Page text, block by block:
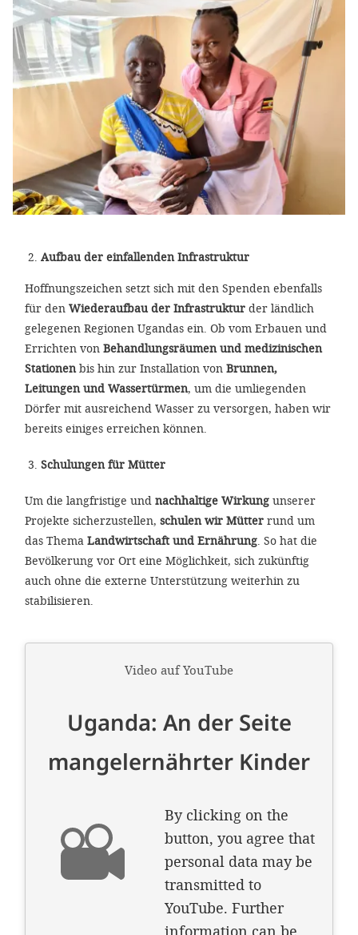
Aufbau der einfallenden Infrastruktur
Hoffnungszeichen setzt sich mit den Spenden ebenfalls
für den Wiederaufbau der Infrastruktur der ländlich
gelegenen Regionen Ugandas ein. Ob vom Erbauen und
Errichten von Behandlungsräumen und medizinischen
Stationen bis hin zur Installation von Brunnen,
Leitungen und Wassertürmen, um die umliegenden
Dörfer mit ausreichend Wasser zu versorgen, haben wir
bereits einiges erreichen können.
Schulungen für Mütter
Um die langfristige und nachhaltige Wirkung unserer
Projekte sicherzustellen, schulen wir Mütter rund um
das Thema Landwirtschaft und Ernährung . So hat die
Bevölkerung vor Ort eine Möglichkeit, sich zukünftig
auch ohne die externe Unterstützung weiterhin zu
stabilisieren.